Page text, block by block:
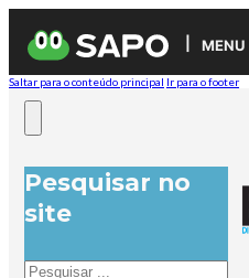
MENU
Saltar para o conteúdo principal Ir para o footer
Pesquisar no
site
Pesquisar